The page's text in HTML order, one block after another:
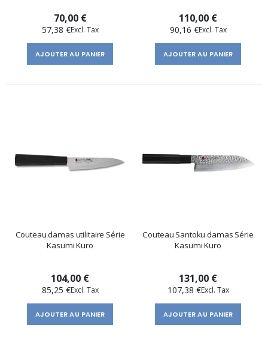
70,00 €
57,38 €
AJOUTER AU PANIER
110,00 €
90,16 €
AJOUTER AU PANIER
Couteau damas utilitaire Série
Kasumi Kuro
104,00 €
85,25 €
AJOUTER AU PANIER
Couteau Santoku damas Série
Kasumi Kuro
131,00 €
107,38 €
AJOUTER AU PANIER